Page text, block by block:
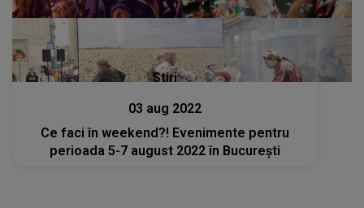
Stiri
03 aug 2022
Ce faci în weekend?! Evenimente pentru
perioada 5-7 august 2022 în București